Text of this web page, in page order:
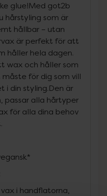
glue!Med got2b
hårstyling som är
hållbar – utan
är perfekt för att
håller hela dagen.
wax och håller som
för dig som vill
i din styling.Den är
passar alla hårtyper
för alla dina behov
i handflatorna,